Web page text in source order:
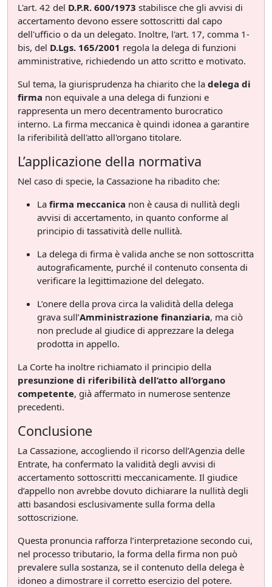
L'art. 42 del D.P.R. 600/1973 stabilisce che gli avvisi di
accertamento devono essere sottoscritti dal capo
dell'ufficio o da un delegato. Inoltre, l'art. 17, comma 1-
bis, del D.Lgs. 165/2001 regola la delega di funzioni
amministrative, richiedendo un atto scritto e motivato.
Sul tema, la giurisprudenza ha chiarito che la delega di
firma non equivale a una delega di funzioni e
rappresenta un mero decentramento burocratico
interno. La firma meccanica è quindi idonea a garantire
la riferibilità dell'atto all'organo titolare.
L’applicazione della normativa
Nel caso di specie, la Cassazione ha ribadito che:
La firma meccanica non è causa di nullità degli
avvisi di accertamento, in quanto conforme al
principio di tassatività delle nullità.
La delega di firma è valida anche se non sottoscritta
autograficamente, purché il contenuto consenta di
verificare la legittimazione del delegato.
L’onere della prova circa la validità della delega
grava sull’Amministrazione finanziaria, ma ciò
non preclude al giudice di apprezzare la delega
prodotta in appello.
La Corte ha inoltre richiamato il principio della
presunzione di riferibilità dell’atto all’organo
competente, già affermato in numerose sentenze
precedenti.
Conclusione
La Cassazione, accogliendo il ricorso dell’Agenzia delle
Entrate, ha confermato la validità degli avvisi di
accertamento sottoscritti meccanicamente. Il giudice
d’appello non avrebbe dovuto dichiarare la nullità degli
atti basandosi esclusivamente sulla forma della
sottoscrizione.
Questa pronuncia rafforza l’interpretazione secondo cui,
nel processo tributario, la forma della firma non può
prevalere sulla sostanza, se il contenuto della delega è
idoneo a dimostrare il corretto esercizio del potere.